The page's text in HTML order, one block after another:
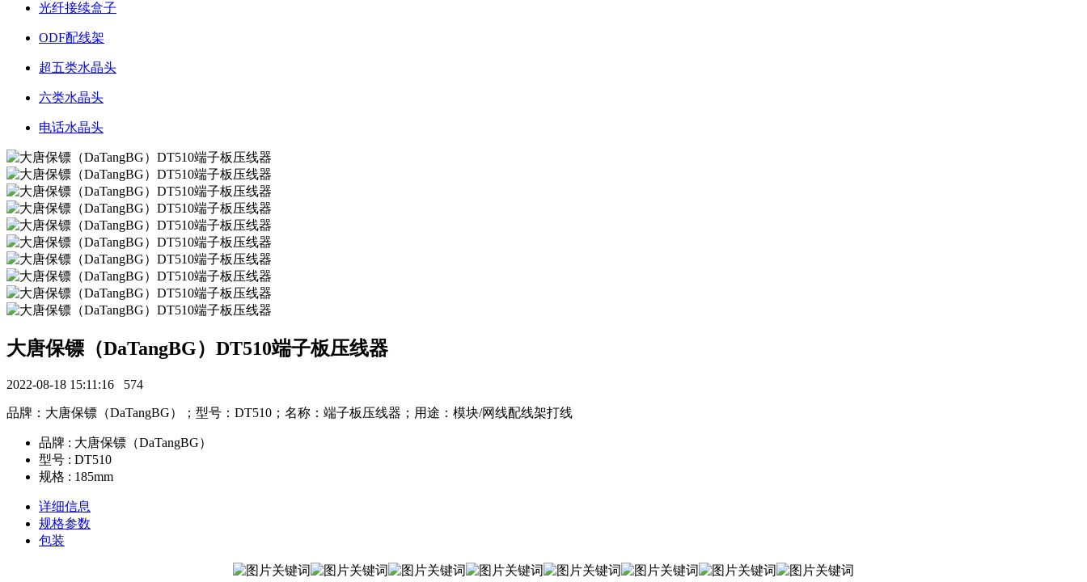
光纤接续盒子
ODF配线架
超五类水晶头
六类水晶头
电话水晶头
大唐保镖（DaTangBG）DT510端子板压线器
2022-08-18 15:11:16 574
品牌：大唐保镖（DaTangBG）；型号：DT510；名称：端子板压线器；用途：模块/网线配线架打线
品牌 : 大唐保镖（DaTangBG）
型号 : DT510
规格 : 185mm
详细信息
规格参数
包装